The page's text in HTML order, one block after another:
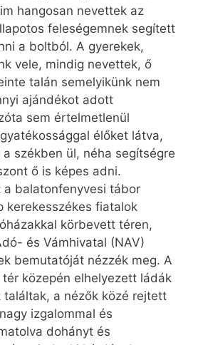
hangosan nevettek az
feleségemnek segített
a boltból. A gyerekek,
vele, mindig nevettek, ő
talán semelyikünk nem
ajándékot adott
sem értelmetlenül
élőket látva,
székben ül, néha segítségre
ő is képes adni.
balatonfenyvesi tábor
kerekes­székes fiatalok
körbevett téren,
és Vámhivatal (NAV)
bemutatóját nézzék meg. A
közepén elhelyezett ládák
találtak, a nézők közé rejtett
izgalommal és
dohányt és